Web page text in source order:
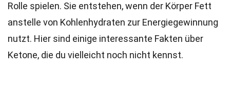
Rolle spielen. Sie entstehen, wenn der Körper Fett
anstelle von Kohlenhydraten zur Energiegewinnung
nutzt. Hier sind einige interessante Fakten über
Ketone, die du vielleicht noch nicht kennst.